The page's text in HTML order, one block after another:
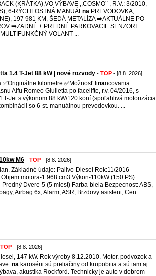
(KRÁTKA),VO VÝBAVE ,,COSMO´´, R.V.: 3/2010,
6-RÝCHLOSTNÁ MANUÁLna PREVODOVKA,
197 981 KM, ŠEDÁ METALÍZA ➡️AKTUÁLNE PO
➡️ZADNÉ + PREDNÉ PARKOVACIE SENZORI
VOLANT ...
1.4 T-Jet 88 kW | nové rozvody - TOP - [8.8. 2026]
✅Originálne kilometre ✅Možnosť financovania
Alfu Romeo Giulietta po facelifte, r.v. 04/2016, s
T-Jet s výkonom 88 kW/120 koní (spoľahlivá motorizácia
so 6-st. manuálnou prevodovkou. ...
M6 - TOP - [8.8. 2026]
Základné údaje: Palivo-Diesel Rok:11/2016
motora-1 968 cm3 Výkon-110kW (150 PS)
Predný Dvere-5 (5 miest) Farba-biela Bezpecnost: ABS,
Airbag 6x, Alarm, ASR, Brzdovy asistent, Cen ...
TOP - [8.8. 2026]
147 kW. Rok výroby 8.12.2010. Motor, podvozok a
na karosérii sú preliačiny od krupobitia a sú tam aj
akustika Rockford. Technicky je auto v dobrom